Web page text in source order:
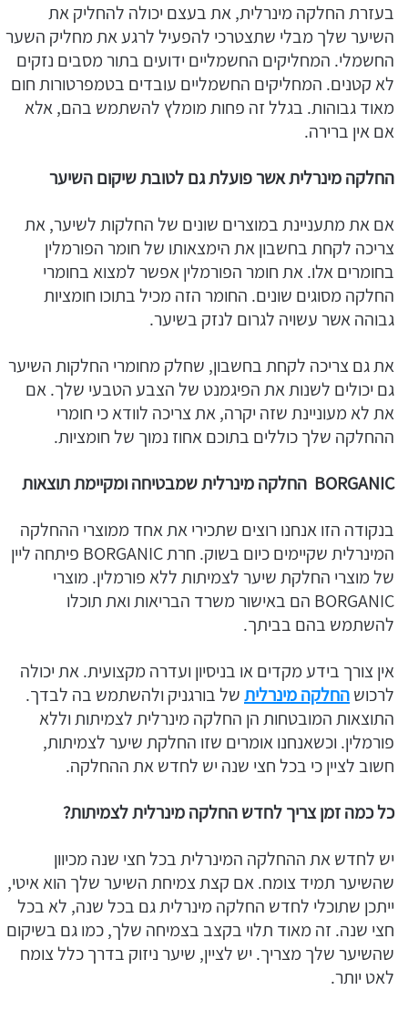
בעזרת החלקה מינרלית, את בעצם יכולה להחליק את
השיער שלך מבלי שתצטרכי להפעיל לרגע את מחליק השער
החשמלי. המחליקים החשמליים ידועים בתור מסבים נזקים
לא קטנים. המחליקים החשמליים עובדים בטמפרטורות חום
מאוד גבוהות. בגלל זה פחות מומלץ להשתמש בהם, אלא
אם אין ברירה.
החלקה מינרלית אשר פועלת גם לטובת שיקום השיער
אם את מתעניינת במוצרים שונים של החלקות לשיער, את
צריכה לקחת בחשבון את הימצאותו של חומר הפורמלין
בחומרים אלו. את חומר הפורמלין אפשר למצוא בחומרי
החלקה מסוגים שונים. החומר הזה מכיל בתוכו חומציות
גבוהה אשר עשויה לגרום לנזק בשיער.
את גם צריכה לקחת בחשבון, שחלק מחומרי החלקות השיער
גם יכולים לשנות את הפיגמנט של הצבע הטבעי שלך. אם
את לא מעוניינת שזה יקרה, את צריכה לוודא כי חומרי
ההחלקה שלך כוללים בתוכם אחוז נמוך של חומציות.
BORGANIC החלקה מינרלית שמבטיחה ומקיימת תוצאות
בנקודה הזו אנחנו רוצים שתכירי את אחד ממוצרי ההחלקה
המינרלית שקיימים כיום בשוק. חרת BORGANIC פיתחה ליין
של מוצרי החלקת שיער לצמיתות ללא פורמלין. מוצרי
BORGANIC הם באישור משרד הבריאות ואת תוכלו
להשתמש בהם בביתך.
אין צורך בידע מקדים או בניסיון ועדרה מקצועית. את יכולה
לרכושהחלקה מינרליתשל בורגניק ולהשתמש בה לבדך.
התוצאות המובטחות הן החלקה מינרלית לצמיתות וללא
פורמלין. וכשאנחנו אומרים שזו החלקת שיער לצמיתות,
חשוב לציין כי בכל חצי שנה יש לחדש את ההחלקה.
כל כמה זמן צריך לחדש החלקה מינרלית לצמיתות?
יש לחדש את ההחלקה המינרלית בכל חצי שנה מכיוון
שהשיער תמיד צומח. אם קצת צמיחת השיער שלך הוא איטי,
ייתכן שתוכלי לחדש החלקה מינרלית גם בכל שנה, לא בכל
חצי שנה. זה מאוד תלוי בקצב בצמיחה שלך, כמו גם בשיקום
שהשיער שלך מצריך. יש לציין, שיער ניזוק בדרך כלל צומח
לאט יותר.